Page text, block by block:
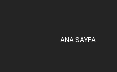
ANA SAYFA